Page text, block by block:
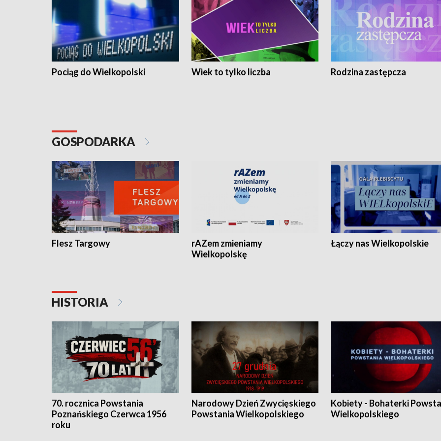
Pociąg do Wielkopolski Wiek to tylko liczba Rodzina zastępcza
GOSPODARKA
Flesz Targowy
rAZem zmieniamy
Wielkopolskę
Łączy nas Wielkopolskie
HISTORIA
70. rocznica Powstania
Poznańskiego Czerwca 1956
roku
Narodowy Dzień Zwycięskiego
Powstania Wielkopolskiego
Kobiety - Bohaterki
Wielkopolskiego